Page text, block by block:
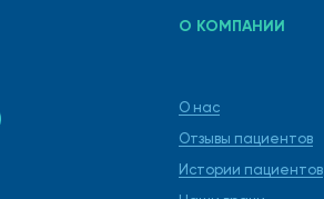
О КОМПАНИИ
О нас
Отзывы пациентов
Истории пациентов